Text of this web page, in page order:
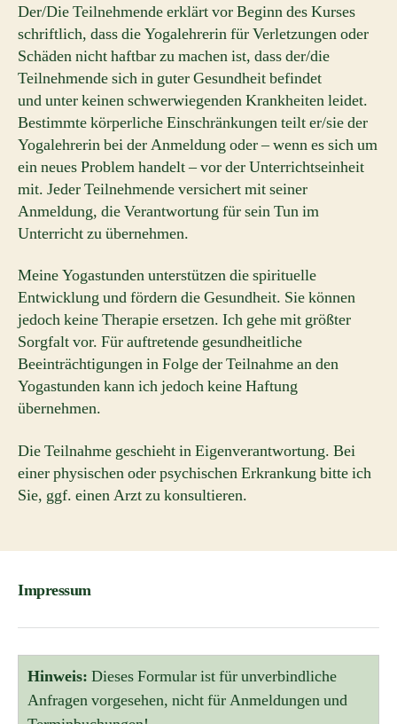
Der/Die Teilnehmende erklärt vor Beginn des Kurses
schriftlich, dass die Yogalehrerin für Verletzungen oder
Schäden nicht haftbar zu machen ist, dass der/die
Teilnehmende sich in guter Gesundheit befindet
und unter keinen schwerwiegenden Krankheiten leidet.
Bestimmte körperliche Einschränkungen teilt er/sie der
Yogalehrerin bei der Anmeldung oder – wenn es sich um
ein neues Problem handelt – vor der Unterrichtseinheit
mit. Jeder Teilnehmende versichert mit seiner
Anmeldung, die Verantwortung für sein Tun im
Unterricht zu übernehmen.
Meine Yogastunden unterstützen die spirituelle
Entwicklung und fördern die Gesundheit. Sie können
jedoch keine Therapie ersetzen. Ich gehe mit größter
Sorgfalt vor. Für auftretende gesundheitliche
Beeinträchtigungen in Folge der Teilnahme an den
Yogastunden kann ich jedoch keine Haftung
übernehmen.
Die Teilnahme geschieht in Eigenverantwortung. Bei
einer physischen oder psychischen Erkrankung bitte ich
Sie, ggf. einen Arzt zu konsultieren.
Impressum
Hinweis: Dieses Formular ist für unverbindliche
Anfragen vorgesehen, nicht für Anmeldungen und